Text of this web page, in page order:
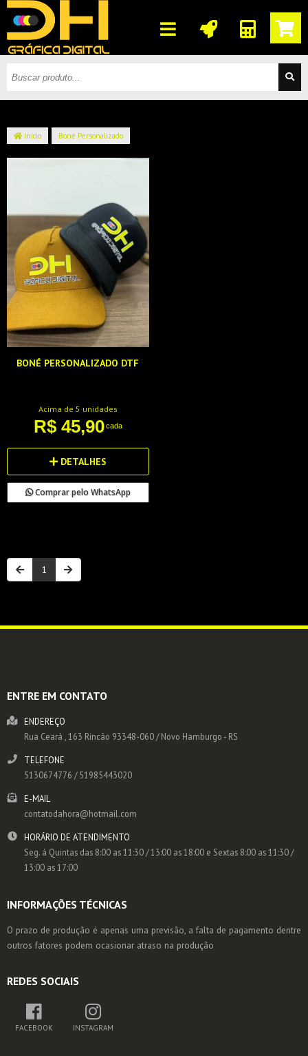
Início Boné Personalizado
BONÉ PERSONALIZADO DTF
Acima de 5 unidades
R$ 45,90cada
DETALHES
Comprar pelo WhatsApp
1
ENTRE EM CONTATO
ENDEREÇO
Rua Ceará , 163 Rincão 93348-060/Novo Hamburgo - RS
TELEFONE
5130674776 / 51985443020
E-MAIL
contatodahora@hotmail.com
HORÁRIO DE ATENDIMENTO
Seg. á Quintas das 8:00 as 11:30 / 13:00 as 18:00 e Sextas 8:00 as 11:30 /
13:00 as 17:00
INFORMAÇÕES TÉCNICAS
O prazo de produção é apenas uma previsão, a falta de pagamento dentre
outros fatores podem ocasionar atraso na produção
REDES SOCIAIS
FACEBOOK INSTAGRAM